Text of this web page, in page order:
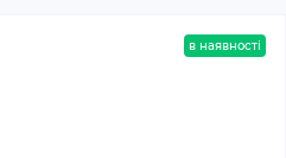
в наявності